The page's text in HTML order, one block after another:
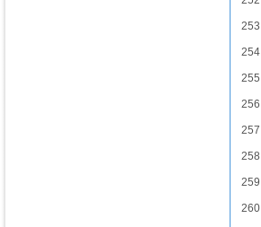
253
254
255
256
257
258
259
260